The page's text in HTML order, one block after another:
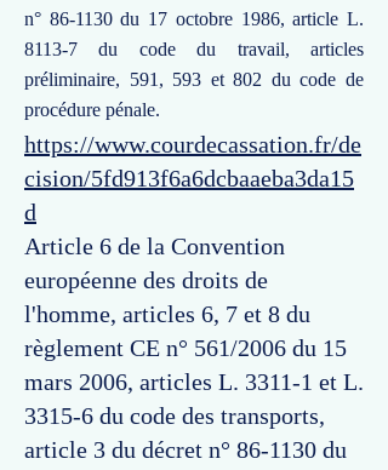
n° 86-1130 du 17 octobre 1986, article L.
8113-7 du code du travail, articles
préliminaire, 591, 593 et 802 du code de
procédure pénale.
https://www.courdecassation.fr/de
cision/5fd913f6a6dcbaaeba3da15
d
Article 6 de la Convention
européenne des droits de
l'homme, articles 6, 7 et 8 du
règlement CE n° 561/2006 du 15
mars 2006, articles L. 3311-1 et L.
3315-6 du code des transports,
article 3 du décret n° 86-1130 du